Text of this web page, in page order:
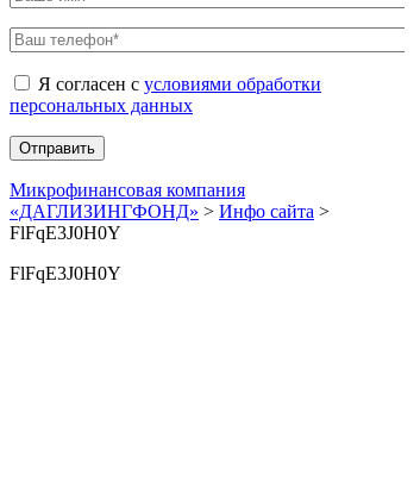
Я согласен с условиями обработки
персональных данных
Микрофинансовая компания
«ДАГЛИЗИНГФОНД» > Инфо сайта >
FlFqE3J0H0Y
FlFqE3J0H0Y